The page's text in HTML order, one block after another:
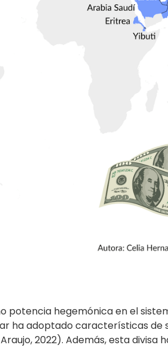
potencia hegemónica en el
ha adoptado características de
2022). Además, esta divisa